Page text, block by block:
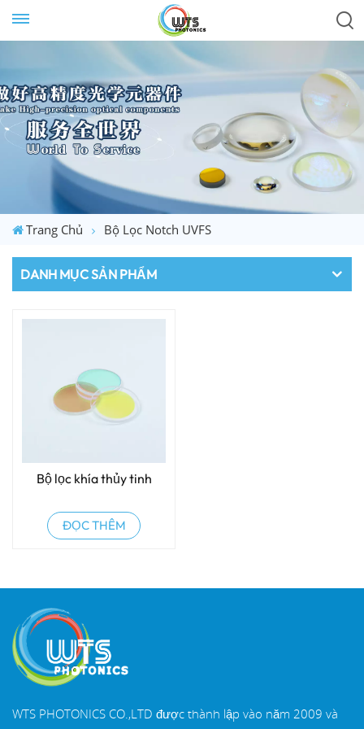
Trang Chủ Bộ Lọc Notch UVFS
DANH MỤC SẢN PHẨM
Bộ lọc khía thủy tinh
ĐỌC THÊM
WTS PHOTONICS CO.,LTD được thành lập vào năm 2009 và